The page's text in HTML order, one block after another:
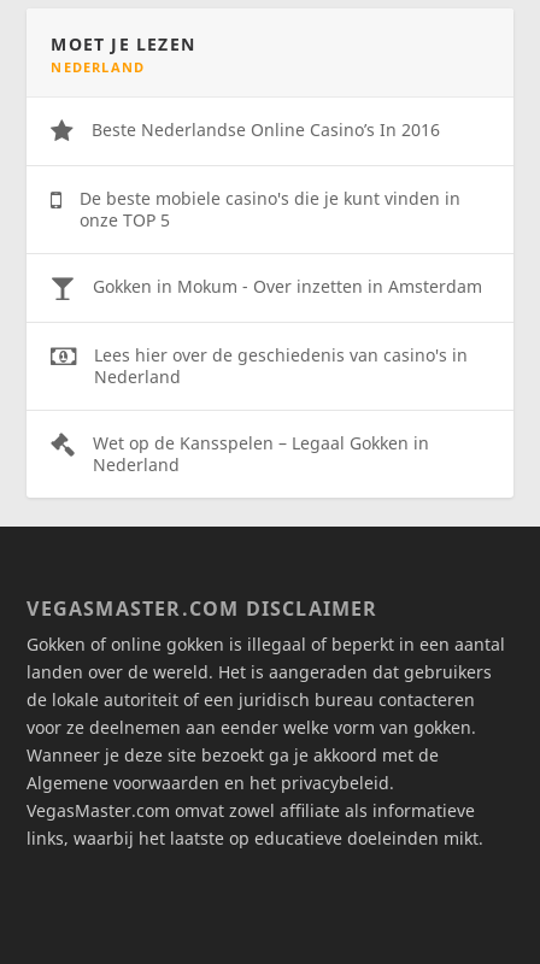
MOET JE LEZEN
NEDERLAND
Beste Nederlandse Online Casino’s In 2016
De beste mobiele casino's die je kunt vinden in
onze TOP 5
Gokken in Mokum - Over inzetten in Amsterdam
Lees hier over de geschiedenis van casino's in
Nederland
Wet op de Kansspelen – Legaal Gokken in
Nederland
VEGASMASTER.COM DISCLAIMER
Gokken of online gokken is illegaal of beperkt in een aantal
landen over de wereld. Het is aangeraden dat gebruikers
de lokale autoriteit of een juridisch bureau contacteren
voor ze deelnemen aan eender welke vorm van gokken.
Wanneer je deze site bezoekt ga je akkoord met de
Algemene voorwaarden en het privacybeleid.
VegasMaster.com omvat zowel affiliate als informatieve
links, waarbij het laatste op educatieve doeleinden mikt.